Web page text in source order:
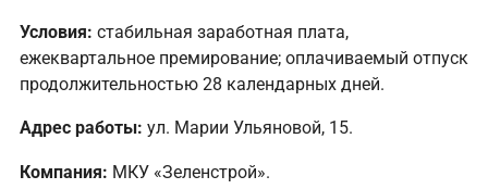
Условия: стабильная заработная плата,
ежеквартальное премирование; оплачиваемый отпуск
продолжительностью 28 календарных дней.
Адрес работы: ул. Марии Ульяновой, 15.
Компания: МКУ «Зеленстрой».